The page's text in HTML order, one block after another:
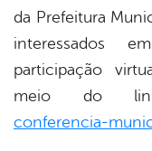
da Prefeitura
interessados
participação
meio do
conferencia-